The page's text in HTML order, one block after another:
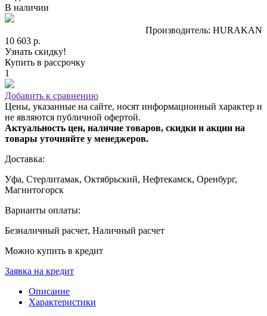
В наличии
Производитель: HURAKAN
10 603 р.
Узнать скидку!
Купить в рассрочку
1
Добавить к сравнению
Цены, указанные на сайте, носят информационный характер и
не являются публичной офертой.
Актуальность цен, наличие товаров, скидки и акции на
товары уточняйте у менеджеров.
Доставка:
Уфа, Стерлитамак, Октябрьский, Нефтекамск, Оренбург,
Магнитогорск
Варианты оплаты:
Безналичный расчет, Наличный расчет
Можно купить в кредит
Заявка на кредит
Описание
Характеристики